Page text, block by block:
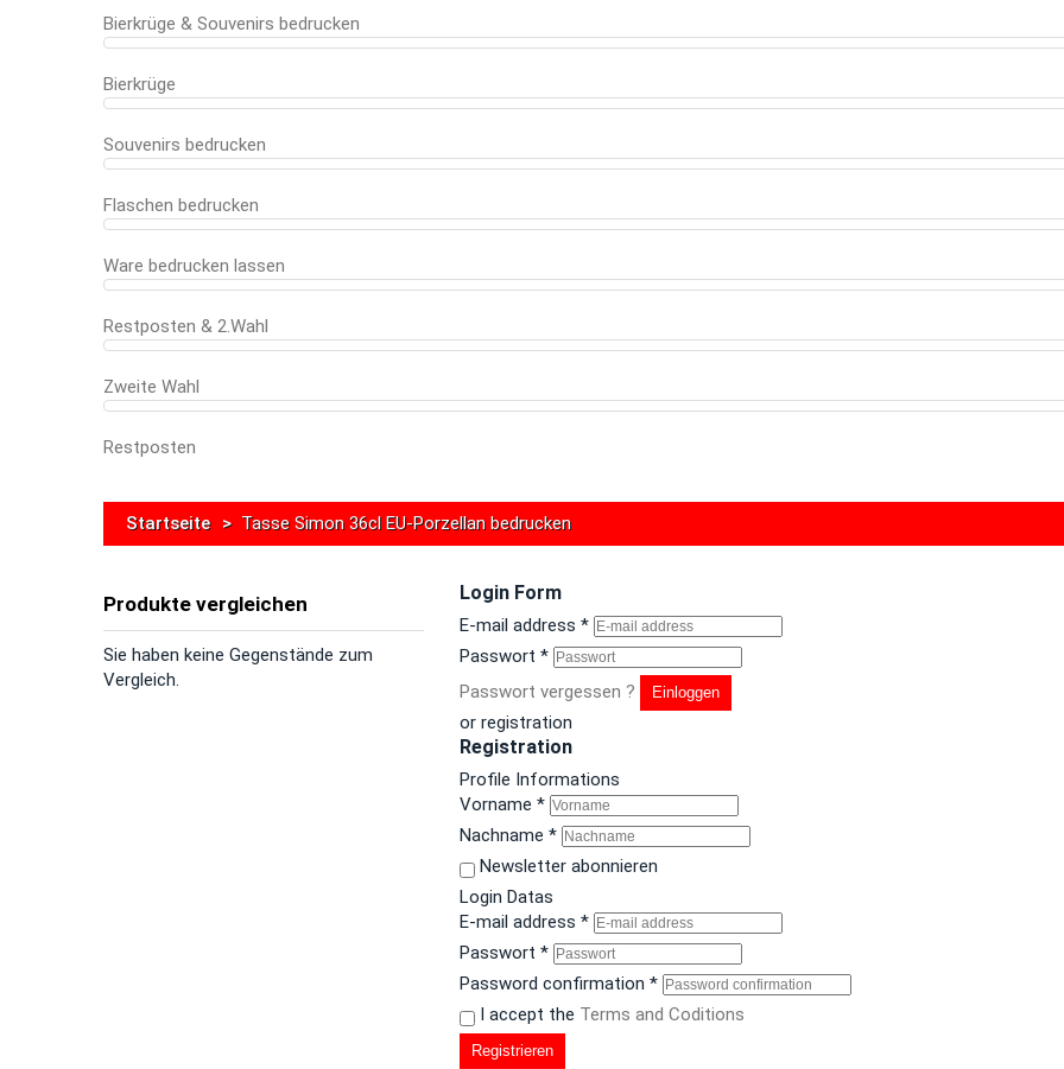
Bierkrüge & Souvenirs bedrucken
Bierkrüge
Souvenirs bedrucken
Flaschen bedrucken
Ware bedrucken lassen
Restposten & 2.Wahl
Zweite Wahl
Restposten
Startseite > Tasse Simon 36cl EU-Porzellan bedrucken
Login Form
E-mail address *
Passwort *
Passwort vergessen ?
Einloggen
or registration
Registration
Profile Informations
Vorname *
Nachname *
Newsletter abonnieren
Login Datas
E-mail address *
Passwort *
Password confirmation *
I accept the Terms and Coditions
Registrieren
Produkte vergleichen
Sie haben keine Gegenstände zum
Vergleich.